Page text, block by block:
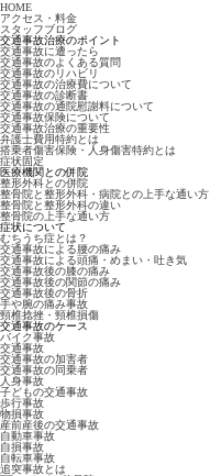
HOME
アクセス・料金
スタッフブログ
交通事故治療のポイント
交通事故に遭ったら
交通事故のよくある質問
交通事故のリハビリ
交通事故の治療費について
交通事故の診断書
交通事故の通院慰謝料について
交通事故保険について
交通事故治療の重要性
弁護士費用特約とは
搭乗者傷害保険・人身傷害特約とは
症状固定
医療機関との併院
整形外科との併院
整骨院と整形外科・病院との上手な通い方
整骨院と整形外科の違い
整骨院の上手な通い方
症状について
むちうち症とは？
交通事故による腰の痛み
交通事故による頭痛・めまい・吐き気
交通事故後の膝の痛み
交通事故後の関節の痛み
交通事故後の骨折
手や腕の痛み事故
頸椎捻挫・頸椎損傷
交通事故のケース
バイク事故
交通事故
交通事故の加害者
交通事故の同乗者
人身事故
子どもの交通事故
歩行事故
物損事故
産前産後の交通事故
自動車事故
自損事故
自転車事故
追突事故とは